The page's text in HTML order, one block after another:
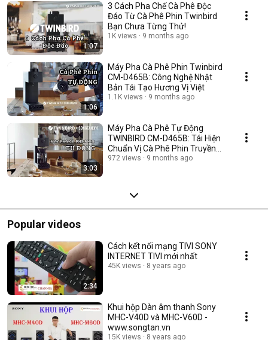
1:07
3 Cách Pha Chế Cà Phê Độc
Đáo Từ Cà Phê Phin Twinbird
Bạn Chưa Từng Thử!
1K views 9 months ago
1:06
Máy Pha Cà Phê Phin Twinbird
CM-D465B: Công Nghệ Nhật
Bản Tái Tạo Hương Vị Việt
1.1K views 9 months ago
3:03
Máy Pha Cà Phê Tự Động
TWINBIRD CM-D465B: Tái Hiện
Chuẩn Vị Cà Phê Phin Truyền
Thống
972 views 9 months ago
Popular videos
2:34
Cách kết nối mạng TIVI SONY
INTERNET TIVI mới nhất
45K views 8 years ago
Khui hộp Dàn âm thanh Sony
MHC-V40D và MHC-V60D -
www.songtan.vn
15K views 8 years ago